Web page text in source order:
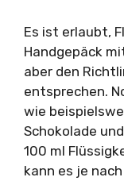
Es ist erlaubt,
Handgepäck
aber den
entsprechen.
wie
Schokolade
100 ml
kann es je